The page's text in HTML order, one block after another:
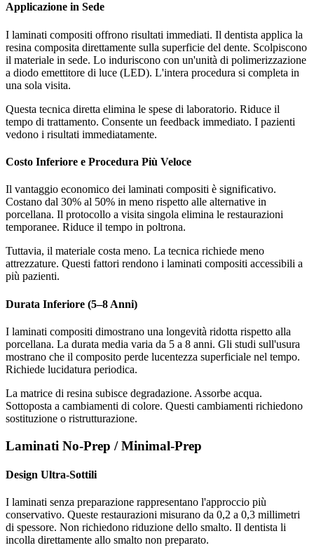
Applicazione in Sede
I laminati compositi offrono risultati immediati. Il dentista applica la
resina composita direttamente sulla superficie del dente. Scolpiscono
il materiale in sede. Lo induriscono con un'unità di polimerizzazione
a diodo emettitore di luce (LED). L'intera procedura si completa in
una sola visita.
Questa tecnica diretta elimina le spese di laboratorio. Riduce il
tempo di trattamento. Consente un feedback immediato. I pazienti
vedono i risultati immediatamente.
Costo Inferiore e Procedura Più Veloce
Il vantaggio economico dei laminati compositi è significativo.
Costano dal 30% al 50% in meno rispetto alle alternative in
porcellana. Il protocollo a visita singola elimina le restaurazioni
temporanee. Riduce il tempo in poltrona.
Tuttavia, il materiale costa meno. La tecnica richiede meno
attrezzature. Questi fattori rendono i laminati compositi accessibili a
più pazienti.
Durata Inferiore (5–8 Anni)
I laminati compositi dimostrano una longevità ridotta rispetto alla
porcellana. La durata media varia da 5 a 8 anni. Gli studi sull'usura
mostrano che il composito perde lucentezza superficiale nel tempo.
Richiede lucidatura periodica.
La matrice di resina subisce degradazione. Assorbe acqua.
Sottoposta a cambiamenti di colore. Questi cambiamenti richiedono
sostituzione o ristrutturazione.
Laminati No-Prep / Minimal-Prep
Design Ultra-Sottili
I laminati senza preparazione rappresentano l'approccio più
conservativo. Queste restaurazioni misurano da 0,2 a 0,3 millimetri
di spessore. Non richiedono riduzione dello smalto. Il dentista li
incolla direttamente allo smalto non preparato.